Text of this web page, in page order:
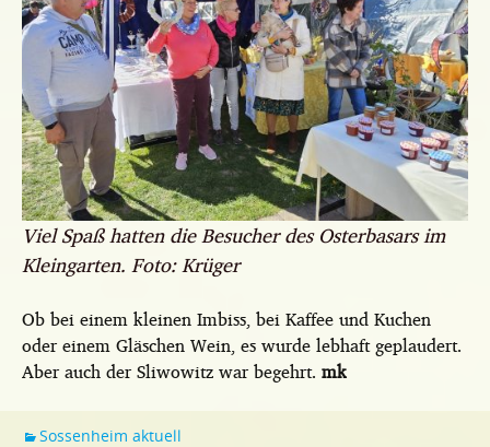
Viel Spaß hatten die Besucher des Osterbasars im
Kleingarten. Foto: Krüger
Ob bei einem kleinen Imbiss, bei Kaffee und Kuchen
oder einem Gläschen Wein, es wurde lebhaft geplaudert.
Aber auch der Sliwowitz war begehrt. mk
Sossenheim aktuell